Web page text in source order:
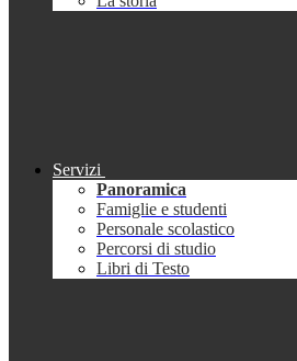
Servizi
Panoramica
Famiglie e studenti
Personale scolastico
Percorsi di studio
Libri di Testo